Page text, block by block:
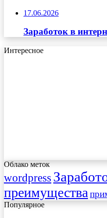
17.06.2026
Заработок в
Интересное
Облако меток
wordpress
преимущества
Популярное